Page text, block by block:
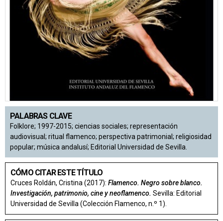
PALABRAS CLAVE
Folklore; 1997-2015; ciencias sociales; representación
audiovisual; ritual flamenco; perspectiva patrimonial; religiosidad
popular; música andalusí; Editorial Universidad de Sevilla.
CÓMO CITAR ESTE TÍTULO
Cruces Roldán, Cristina (2017): Flamenco. Negro sobre blanco.
Investigación, patrimonio, cine y neoflamenco. Sevilla: Editorial
Universidad de Sevilla (Colección Flamenco, n.º 1).